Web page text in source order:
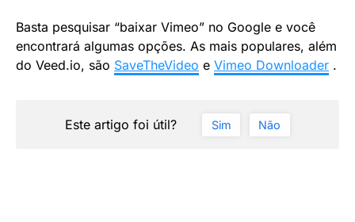
Basta pesquisar “baixar Vimeo” no Google e você
encontrará algumas opções. As mais populares, além
do Veed.io, são SaveTheVideo e Vimeo Downloader .
Este artigo foi útil? Sim Não